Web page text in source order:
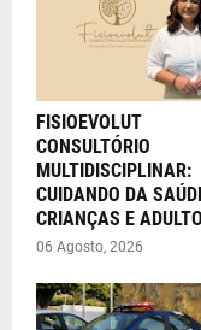
FISIOEVOLUT
CONSULTÓRIO
MULTIDISCIPLINAR:
CUIDANDO DA
CRIANÇAS E
06 Agosto, 2026